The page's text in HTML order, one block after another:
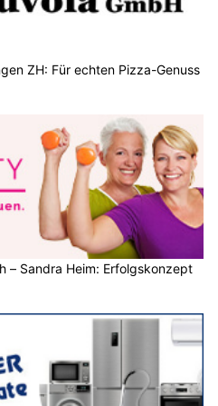
ZH: Für echten Pizza-Genuss
– Sandra Heim: Erfolgskonzept